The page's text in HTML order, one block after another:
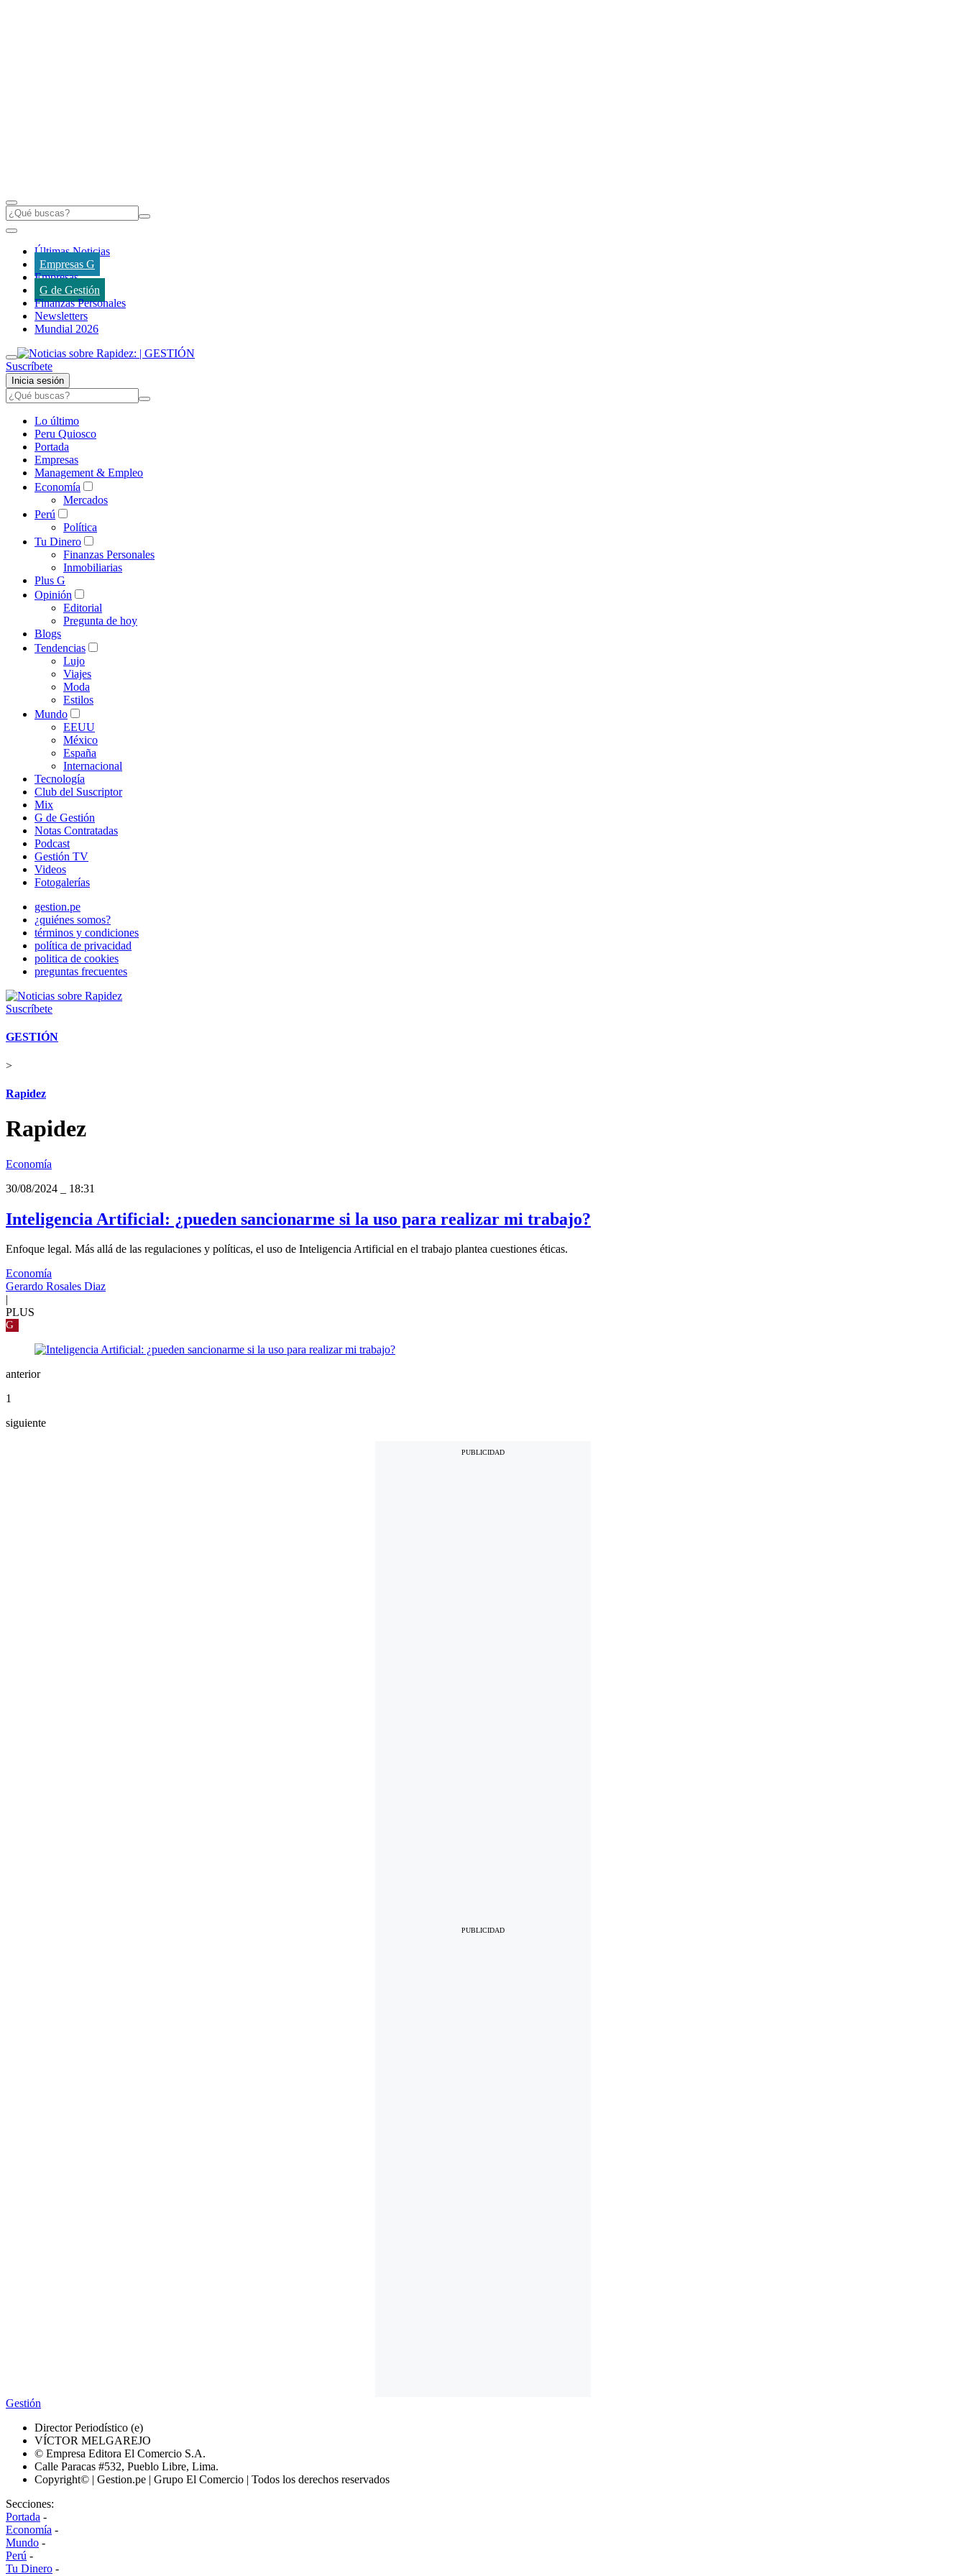
Últimas Noticias
Empresas G
Empresas
G de Gestión
Finanzas Personales
Newsletters
Mundial 2026
Suscríbete
Inicia sesión
Lo último
Peru Quiosco
Portada
Empresas
Management & Empleo
Economía
Mercados
Perú
Política
Tu Dinero
Finanzas Personales
Inmobiliarias
Plus G
Opinión
Editorial
Pregunta de hoy
Blogs
Tendencias
Lujo
Viajes
Moda
Estilos
Mundo
EEUU
México
España
Internacional
Tecnología
Club del Suscriptor
Mix
G de Gestión
Notas Contratadas
Podcast
Gestión TV
Videos
Fotogalerías
gestion.pe
¿quiénes somos?
términos y condiciones
política de privacidad
politica de cookies
preguntas frecuentes
Suscríbete
GESTIÓN
>
Rapidez
Rapidez
Economía
30/08/2024
18:31
Inteligencia Artificial: ¿pueden sancionarme si la uso para realizar mi trabajo?
Enfoque legal. Más allá de las regulaciones y políticas, el uso de Inteligencia Artificial en el trabajo plantea cuestiones éticas.
Economía
Gerardo Rosales Diaz
PLUS
G
anterior
1
siguiente
Gestión
Director Periodístico (e)
VÍCTOR MELGAREJO
© Empresa Editora El Comercio S.A.
Calle Paracas #532, Pueblo Libre, Lima.
Copyright© | Gestion.pe | Grupo El Comercio | Todos los derechos reservados
Secciones:
Portada -
Economía -
Mundo -
Perú -
Tu Dinero -